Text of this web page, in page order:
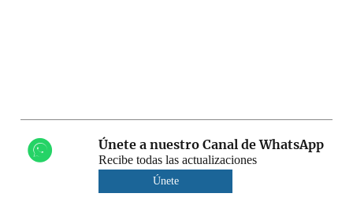
Únete a nuestro Canal de WhatsApp
Recibe todas las actualizaciones
Únete